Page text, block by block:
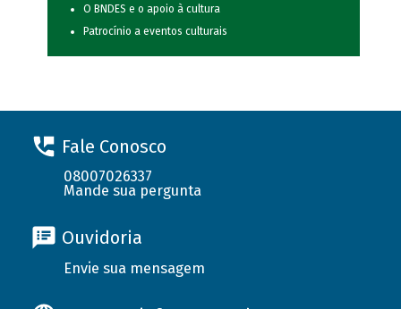
O BNDES e o apoio à cultura
Patrocínio a eventos culturais
Fale Conosco
08007026337
Mande sua pergunta
Ouvidoria
Envie sua mensagem